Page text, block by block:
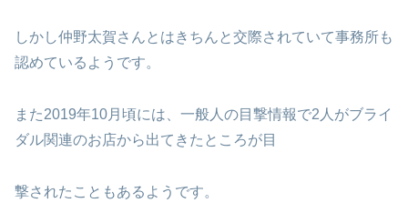
しかし仲野太賀さんとはきちんと交際されていて事務所も
認めているようです。
また2019年10月頃には、一般人の目撃情報で2人がブライ
ダル関連のお店から出てきたところが目
撃されたこともあるようです。